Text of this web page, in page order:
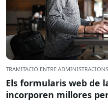
TRAMITACIÓ ENTRE ADMINISTRACIONS
Els formularis web de
incorporen millores